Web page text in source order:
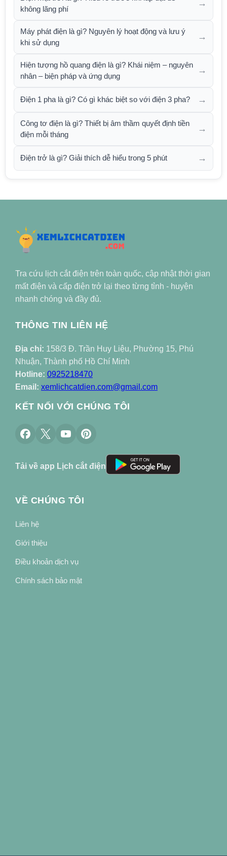
không lãng phí
→
Máy phát điện là gì? Nguyên lý hoạt động và lưu ý
khi sử dụng
→
Hiện tượng hồ quang điện là gì? Khái niệm – nguyên
nhân – biện pháp và ứng dụng
→
Điện 1 pha là gì? Có gì khác biệt so với điện 3 pha? →
Công tơ điện là gì? Thiết bị âm thầm quyết định tiền
điện mỗi tháng
→
Điện trở là gì? Giải thích dễ hiểu trong 5 phút →
Tra cứu lịch cắt điện trên toàn quốc, cập nhật thời gian
mất điện và cấp điện trở lại theo từng tỉnh - huyện
nhanh chóng và đầy đủ.
THÔNG TIN LIÊN HỆ
Địa chỉ: 158/3 Đ. Trần Huy Liệu, Phường 15, Phú
Nhuận, Thành phố Hồ Chí Minh
Hotline: 0925218470
Email: xemlichcatdien.com@gmail.com
KẾT NỐI VỚI CHÚNG TÔI
Tải về app Lịch cắt điện
VỀ CHÚNG TÔI
Liên hệ
Giới thiệu
Điều khoản dịch vụ
Chính sách bảo mật